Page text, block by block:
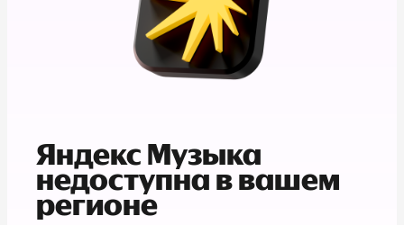
Яндекс Музыка
недоступна в вашем
регионе